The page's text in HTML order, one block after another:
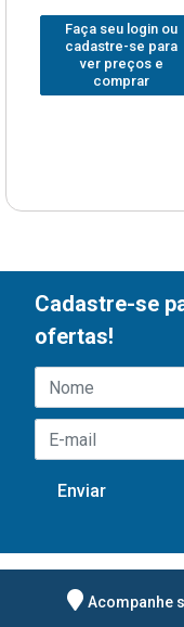
Faça seu login ou
cadastre-se para
ver preços e
comprar
Cadastre-se
ofertas!
Acompanhe